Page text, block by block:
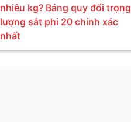
nhiêu kg? Bảng quy đổi trọng
lượng sắt phi 20 chính xác
nhất